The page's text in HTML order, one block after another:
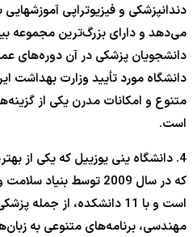
دندانپزشکی و فیزیوتراپی آموزشهایی
می‌دهد و دارای بزرگ‌ترین مجموعه
دانشجویان پزشکی در آن دوره‌های
دانشگاه مورد تأیید وزارت بهداشت
متنوع و امکانات مدرن یکی از
است.
4. دانشگاه ینی یوزییل که یکی از
که در سال 2009 توسط
است و با 11 دانشکده، از
مهندسی، برنامه‌های متنوعی به